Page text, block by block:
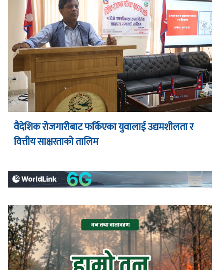
वैदेशिक रोजगारीबाट फर्किएका युवालाई उद्यमशीलता र
वित्तीय साक्षरताको तालिम